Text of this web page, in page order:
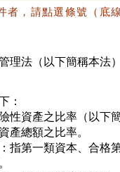
者，請點選條號（底
理法（以下簡稱本法
：
性資產之比率（以下
產總額之比率。
指第一類資本、合格